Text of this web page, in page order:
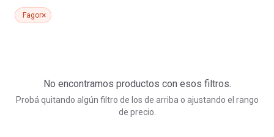
Fagor×
No encontramos productos con esos filtros.
Probá quitando algún filtro de los de arriba o ajustando el rango
de precio.